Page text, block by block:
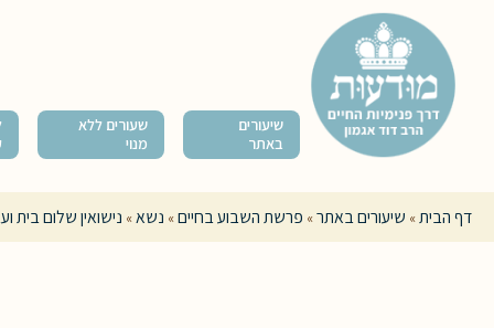
שיעורים
באתר
שעורים ללא
מנוי
דף הבית» שיעורים באתר» פרשת השבוע בחיים» נשא» נישואין שלום בית